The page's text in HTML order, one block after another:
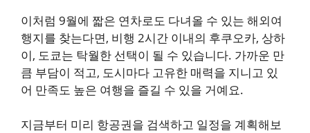
이처럼 9월에 짧은 연차로도 다녀올 수 있는 해외여
행지를 찾는다면, 비행 2시간 이내의 후쿠오카, 상하
이, 도쿄는 탁월한 선택이 될 수 있습니다. 가까운 만
큼 부담이 적고, 도시마다 고유한 매력을 지니고 있
어 만족도 높은 여행을 즐길 수 있을 거예요.
지금부터 미리 항공권을 검색하고 일정을 계획해보